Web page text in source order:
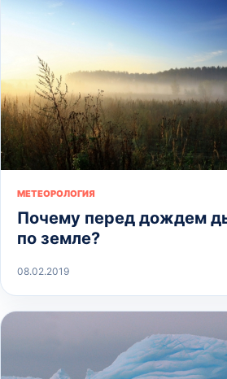
МЕТЕОРОЛОГИЯ
Почему перед дождем
по земле?
08.02.2019